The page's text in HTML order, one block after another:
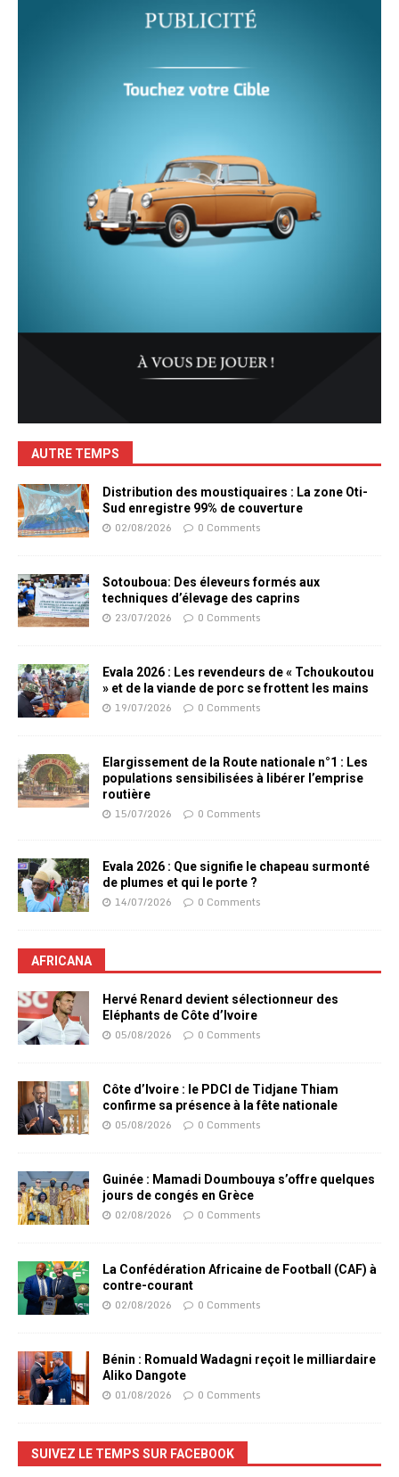
AUTRE TEMPS
Distribution des moustiquaires : La zone Oti-
Sud enregistre 99% de couverture
02/08/2026 0 Comments
Sotouboua: Des éleveurs formés aux
techniques d’élevage des caprins
23/07/2026 0 Comments
Evala 2026 : Les revendeurs de « Tchoukoutou
» et de la viande de porc se frottent les mains
19/07/2026 0 Comments
Elargissement de la Route nationale n°1 : Les
populations sensibilisées à libérer l’emprise
routière
15/07/2026 0 Comments
Evala 2026 : Que signifie le chapeau surmonté
de plumes et qui le porte ?
14/07/2026 0 Comments
AFRICANA
Hervé Renard devient sélectionneur des
Eléphants de Côte d’Ivoire
05/08/2026 0 Comments
Côte d’Ivoire : le PDCI de Tidjane Thiam
confirme sa présence à la fête nationale
05/08/2026 0 Comments
Guinée : Mamadi Doumbouya s’offre quelques
jours de congés en Grèce
02/08/2026 0 Comments
La Confédération Africaine de Football (CAF) à
contre-courant
02/08/2026 0 Comments
Bénin : Romuald Wadagni reçoit le milliardaire
Aliko Dangote
01/08/2026 0 Comments
SUIVEZ LE TEMPS SUR FACEBOOK